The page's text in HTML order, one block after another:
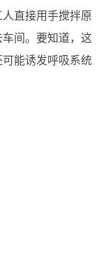
直接用手搅拌原
间。要知道，这
能诱发呼吸系统